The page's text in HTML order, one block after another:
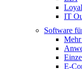
IT
Software
Mehr
E-